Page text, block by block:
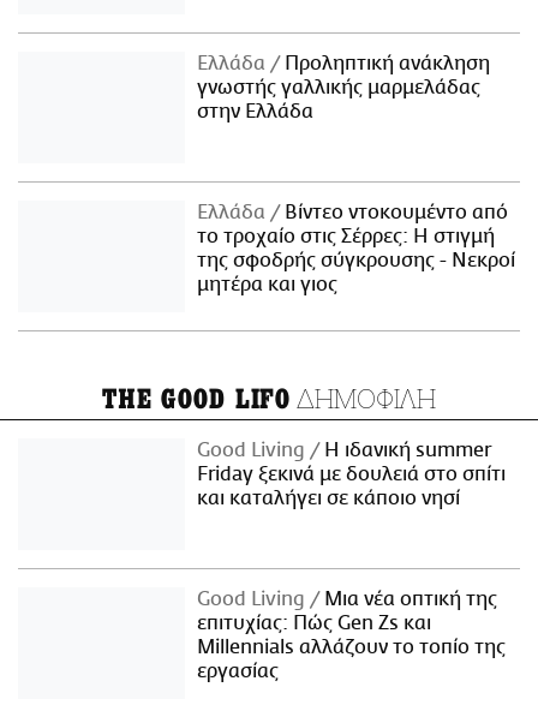
Ελλάδα
Προληπτική ανάκληση
γνωστής γαλλικής μαρμελάδας
στην Ελλάδα
Ελλάδα
Βίντεο ντοκουμέντο από
το τροχαίο στις Σέρρες: Η στιγμή
της σφοδρής σύγκρουσης - Νεκροί
μητέρα και γιος
THE GOOD LIFO ΔΗΜΟΦΙΛΗ
Good Living
Η ιδανική summer
Friday ξεκινά με δουλειά στο σπίτι
και καταλήγει σε κάποιο νησί
Good Living
Μια νέα οπτική της
επιτυχίας: Πώς Gen Zs και
Millennials αλλάζουν το τοπίο της
εργασίας